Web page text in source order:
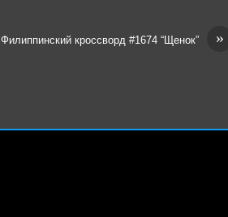
»
Филиппинский кроссворд #1674 “Щенок”